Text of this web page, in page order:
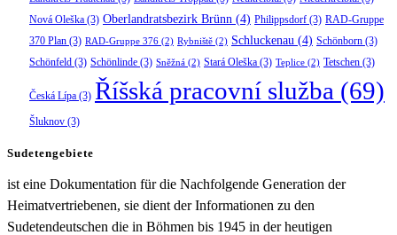
Nová Oleška (3) Oberlandratsbezirk Brünn (4) Philippsdorf (3) RAD-Gruppe
370 Plan (3) RAD-Gruppe 376 (2) Rybniště (2) Schluckenau (4) Schönborn (3)
Schönfeld (3) Schönlinde (3) Sněžná (2) Stará Oleška (3) Teplice (2) Tetschen (3)
Česká Lípa (3) Říšská pracovní služba (69)
Šluknov (3)
Sudetengebiete
ist eine Dokumentation für die Nachfolgende Generation der
Heimatvertriebenen, sie dient der Informationen zu den
Sudetendeutschen die in Böhmen bis 1945 in der heutigen